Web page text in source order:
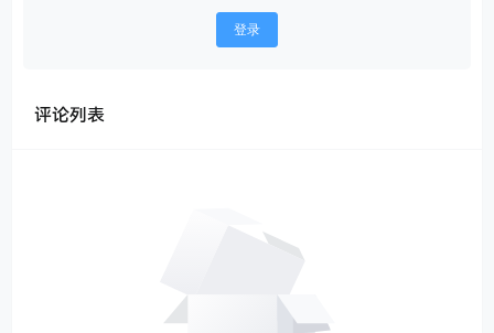
登录
评论列表